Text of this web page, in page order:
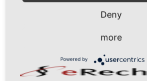
Deny
more
Powered by